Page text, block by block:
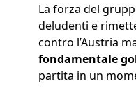
La forza del
deludenti e
contro l’Austria
fondamentale
partita in un